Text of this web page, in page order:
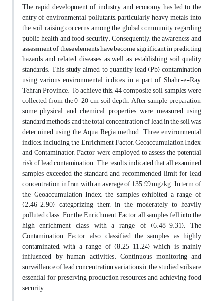
The rapid development of industry and economy has led to the
entry of environmental pollutants, particularly heavy metals, into
the soil, raising concerns among the global community regarding
public health and food security. Consequently, the awareness and
assessment of these elements have become significant in predicting
hazards and related diseases, as well as establishing soil quality
standards. This study aimed to quantify lead (Pb) contamination
using various environmental indices in a part of Shahr-e-Ray,
Tehran Province. To achieve this, 44 composite soil samples were
collected from the 0-20 cm soil depth. After sample preparation,
some physical and chemical properties were measured using
standard methods, and the total concentration of lead in the soil was
determined using the Aqua Regia method. Three environmental
indices, including the Enrichment Factor, Geoaccumulation Index,
and Contamination Factor, were employed to assess the potential
risk of lead contamination. The results indicated that all examined
samples exceeded the standard and recommended limit for lead
concentration in Iran, with an average of 135.99 mg/kg. In term of
the Geoaccumulation Index, the samples exhibited a range of
(2.46-2.90), categorizing them in the moderately to heavily
polluted class. For the Enrichment Factor, all samples fell into the
high enrichment class, with a range of (6.48-9.31). The
Contamination Factor also classified the samples as highly
contaminated, with a range of (8.25-11.24) which is mainly
influenced by human activities. Continuous monitoring and
surveillance of lead concentration variations in the studied soils are
essential for preserving production resources and achieving food
security.